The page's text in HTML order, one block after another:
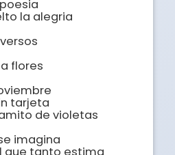
la alegria
flores
tarjeta
de violetas
imagina